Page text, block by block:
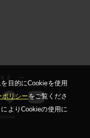
ー
⽬的にCookieを使⽤
ポリシーをご覧くださ
よりCookieの使⽤に